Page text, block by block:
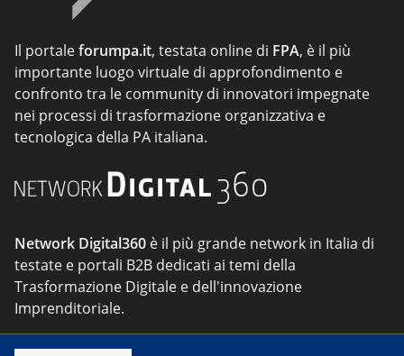
Il portaleforumpa.it, testata online di FPA, è il più
importante luogo virtuale di approfondimento e
confronto tra le community di innovatori impegnate
nei processi di trasformazione organizzativa e
tecnologica della PA italiana.
Network Digital360 è il più grande network in Italia di
testate e portali B2B dedicati ai temi della
Trasformazione Digitale e dell'innovazione
Imprenditoriale.